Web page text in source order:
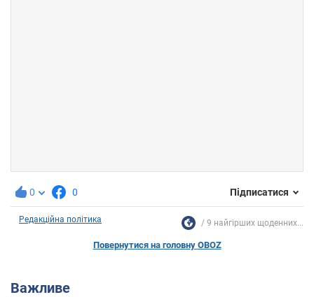
0 0 Підписатися
Редакційна політика 9 найгірших щоденних...
Повернутися на головну OBOZ
Важливе